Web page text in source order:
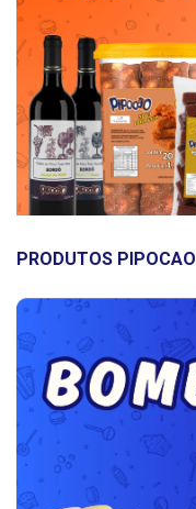
PRODUTOS PIPOCAO